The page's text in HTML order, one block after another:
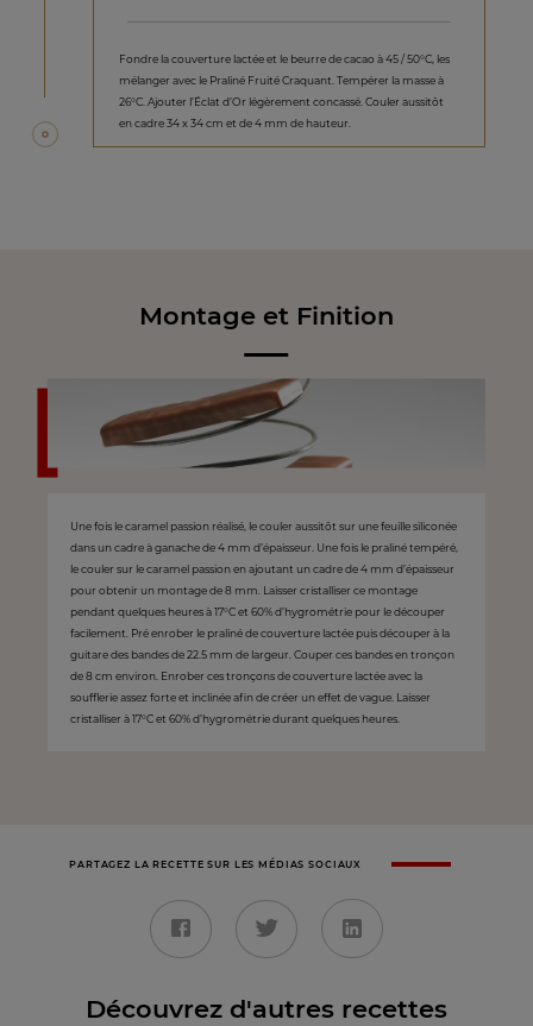
Fondre la couverture lactée et le beurre de cacao à 45 / 50°C, les
mélanger avec le Praliné Fruité Craquant. Tempérer la masse à
26°C. Ajouter l’Éclat d’Or légèrement concassé. Couler aussitôt
en cadre 34 x 34 cm et de 4 mm de hauteur.
Montage et Finition
Une fois le caramel passion réalisé, le couler aussitôt sur une feuille siliconée
dans un cadre à ganache de 4 mm d’épaisseur. Une fois le praliné tempéré,
le couler sur le caramel passion en ajoutant un cadre de 4 mm d’épaisseur
pour obtenir un montage de 8 mm. Laisser cristalliser ce montage
pendant quelques heures à 17°C et 60% d’hygrométrie pour le découper
facilement. Pré enrober le praliné de couverture lactée puis découper à la
guitare des bandes de 22.5 mm de largeur. Couper ces bandes en tronçon
de 8 cm environ. Enrober ces tronçons de couverture lactée avec la
soufflerie assez forte et inclinée afin de créer un effet de vague. Laisser
cristalliser à 17°C et 60% d’hygrométrie durant quelques heures.
PARTAGEZ LA RECETTE SUR LES MÉDIAS SOCIAUX
Découvrez d'autres recettes